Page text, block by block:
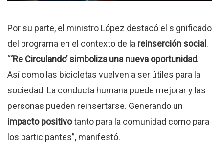
Por su parte, el ministro López destacó el significado
del programa en el contexto de la reinserción social .
“‘Re Circulando’ simboliza una nueva oportunidad.
Así como las bicicletas vuelven a ser útiles para la
sociedad. La conducta humana puede mejorar y las
personas pueden reinsertarse. Generando un
impacto positivotanto para la comunidad como para
los participantes”, manifestó.